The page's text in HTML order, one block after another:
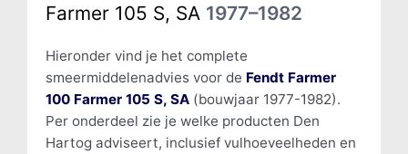
Kennisbank
Farmer 105 S, SA 1977–1982
Hieronder vind je het complete
smeermiddelenadvies voor de Fendt Farmer
100 Farmer 105 S, SA(bouwjaar 1977-1982).
Per onderdeel zie je welke producten Den
Hartog adviseert, inclusief vulhoeveelheden en